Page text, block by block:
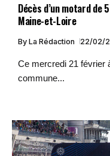
Décès d’un motard de
Maine-et-Loire
By La Rédaction 22/02/
Ce mercredi 21 février
commune...